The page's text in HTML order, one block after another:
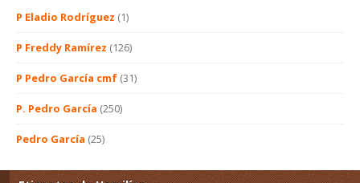
P Eladio Rodríguez (1)
P Freddy Ramírez (126)
P Pedro García cmf (31)
P. Pedro García (250)
Pedro García (25)